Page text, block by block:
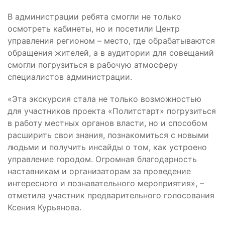
В администрации ребята смогли не только
осмотреть кабинеты, но и посетили Центр
управления регионом – место, где обрабатываются
обращения жителей, а в аудитории для совещаний
смогли погрузиться в рабочую атмосферу
специалистов администрации.
«Эта экскурсия стала не только возможностью
для участников проекта «Политстарт» погрузиться
в работу местных органов власти, но и способом
расширить свои знания, познакомиться с новыми
людьми и получить инсайды о том, как устроено
управление городом. Огромная благодарность
наставникам и организаторам за проведение
интересного и познавательного мероприятия», –
отметила участник предварительного голосования
Ксения Курьянова.